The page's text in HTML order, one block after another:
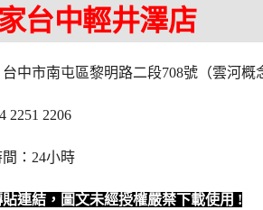
台中輕井澤店
中市南屯區黎明路二段708號（雲河概
2251 2206
：24小時
連結，圖文未經授權嚴禁下載使用 !